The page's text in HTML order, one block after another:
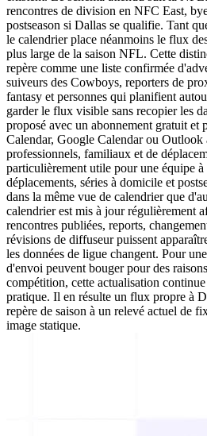
rencontres de division en NFC East,
postseason si Dallas se qualifie. Tant
le calendrier place néanmoins le flux
plus large de la saison NFL. Cette
repère comme une liste confirmée
suiveurs des Cowboys, reporters de
fantasy et personnes qui planifient
garder le flux visible sans recopier les
proposé avec un abonnement gratuit et
Calendar, Google Calendar ou Outlook
professionnels, familiaux et de
particulièrement utile pour une équipe
déplacements, séries à domicile et
dans la même vue de calendrier que
calendrier est mis à jour régulièrement
rencontres publiées, reports,
révisions de diffuseur puissent
les données de ligue changent. Pour
d'envoi peuvent bouger pour des
compétition, cette actualisation
pratique. Il en résulte un flux propre à
repère de saison à un relevé actuel de
image statique.